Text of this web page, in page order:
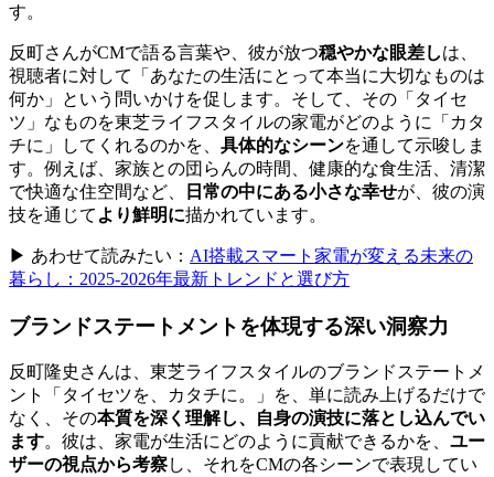
す。
反町さんがCMで語る言葉や、彼が放つ穏やかな眼差しは、
視聴者に対して「あなたの生活にとって本当に大切なものは
何か」という問いかけを促します。そして、その「タイセ
ツ」なものを東芝ライフスタイルの家電がどのように「カタ
チに」してくれるのかを、 具体的なシーンを通して示唆しま
す。例えば、家族との団らんの時間、健康的な食生活、清潔
で快適な住空間など、
日常の中にある小さな幸せが、彼の演
技を通じて より鮮明に描かれています。
▶ あわせて読みたい： AI搭載スマート家電が変える未来の
暮らし：2025-2026年最新トレンドと選び方
ブランドステートメントを体現する深い洞察力
反町隆史さんは、東芝ライフスタイルのブランドステートメ
ント「タイセツを、カタチに。」を、単に読み上げるだけで
なく、その本質を深く理解し、自身の演技に落とし込んでい
ます。彼は、家電が生活にどのように貢献できるかを、 ユー
ザーの視点から考察し、それをCMの各シーンで表現してい